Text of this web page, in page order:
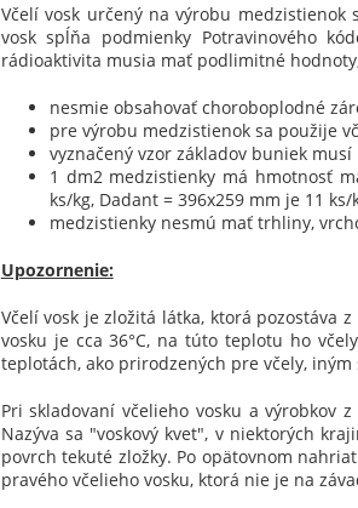
Včelí vosk určený na výrobu
vosk spĺňa podmienky Potravinového
rádioaktivita musia mať podlimitné
nesmie obsahovať choroboplodné
pre výrobu medzistienok sa použije
vyznačený vzor základov buniek
1 dm2 medzistienky má hmotnosť
ks/kg, Dadant = 396x259 mm je 11 ks/
medzistienky nesmú mať trhliny,
Upozornenie:
Včelí vosk je zložitá látka, ktorá pozostáva
vosku je cca 36°C, na túto teplotu ho
teplotách, ako prirodzených pre včely, iným
Pri skladovaní včelieho vosku a výrobkov
Nazýva sa "voskový kvet", v niektorých
povrch tekuté zložky. Po opätovnom
pravého včelieho vosku, ktorá nie je na